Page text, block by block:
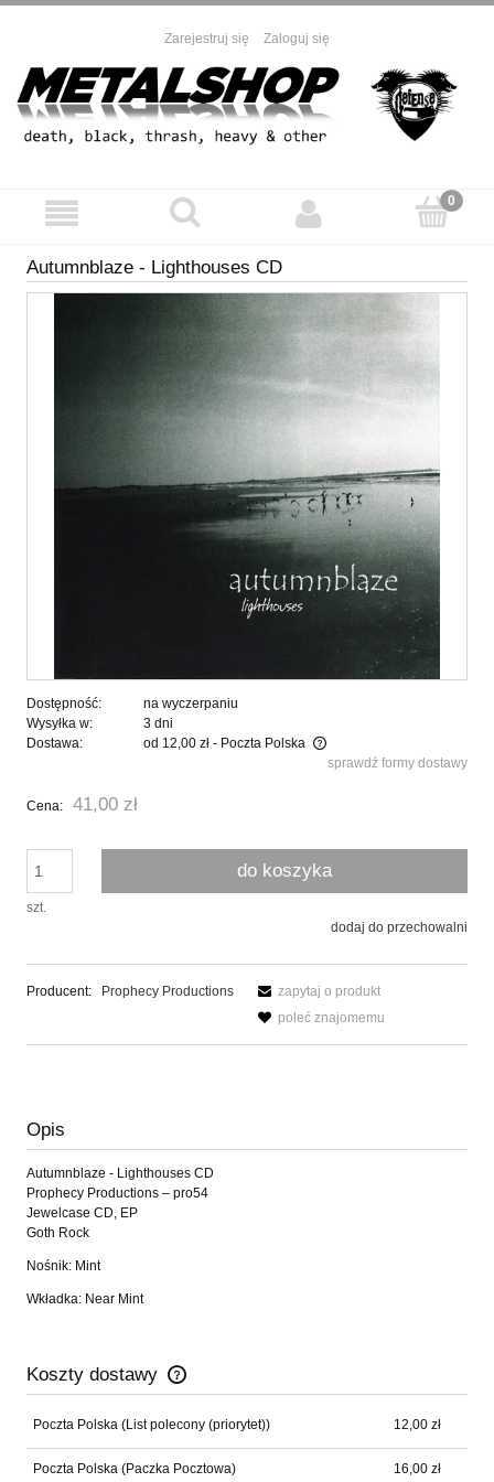
Zarejestruj się Zaloguj się
Autumnblaze - Lighthouses CD
Dostępność:
na wyczerpaniu
Wysyłka w:
3 dni
Dostawa:
od 12,00 zł - Poczta Polska
Cena nie zawiera ewentualnych kosztów płatnościsprawdź formy dostawy
Cena: 41,00 zł
szt.
do koszyka
dodaj do przechowalni
Producent: Prophecy Productions
zapytaj o produkt
poleć znajomemu
Opis
Autumnblaze - Lighthouses CD
Prophecy Productions ‎– pro54
Jewelcase CD, EP
Goth Rock
Nośnik: Mint
Wkładka: Near Mint
Koszty dostawy
Cena nie zawiera ewentualnych kosztów płatności
Poczta Polska (List polecony (priorytet)) 12,00 zł
Poczta Polska (Paczka Pocztowa) 16,00 zł